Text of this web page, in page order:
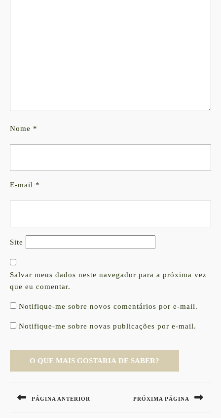
Nome *
E-mail *
Site
Salvar meus dados neste navegador para a próxima vez
que eu comentar.
Notifique-me sobre novos comentários por e-mail.
Notifique-me sobre novas publicações por e-mail.
de
PÁGINA ANTERIOR PRÓXIMA PÁGINA